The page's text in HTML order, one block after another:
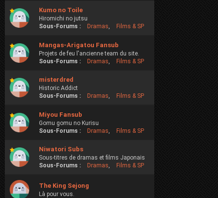
Kumo no Toile
Hiromichi no jutsu
Sous-Forums :
Dramas, Films & SP
Mangas-Arigatou Fansub
Projets de feu l'ancienne team du site.
Sous-Forums :
Dramas, Films & SP
misterdred
Historic Addict
Sous-Forums :
Dramas, Films & SP
Miyou Fansub
Gomu gomu no Kurisu
Sous-Forums :
Dramas, Films & SP
Niwatori Subs
Sous-titres de dramas et films Japonais
Sous-Forums :
Dramas, Films & SP
The King Sejong
Là pour vous.